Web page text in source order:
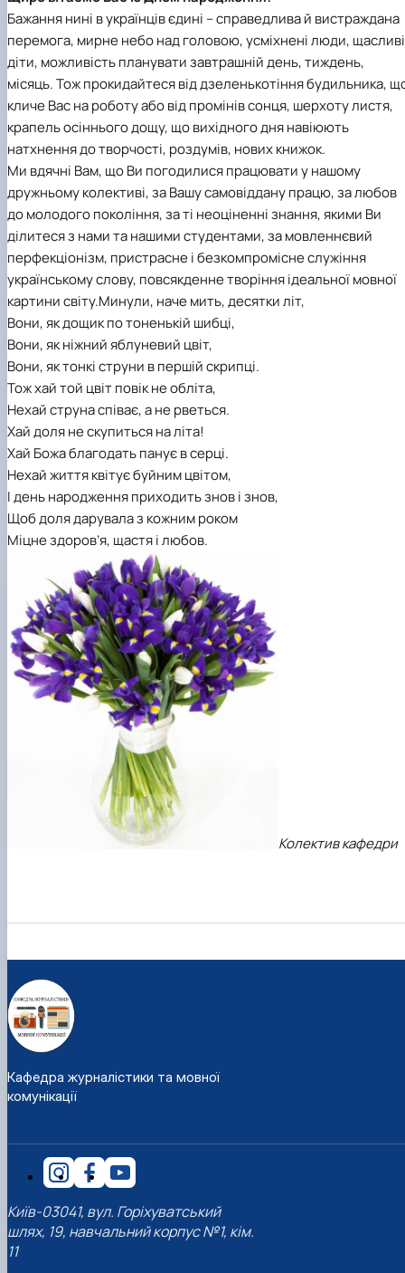
Бажання нині в українців єдині – справедлива й вистраждана
перемога, мирне небо над головою, усміхнені люди, щасливі
діти, можливість планувати завтрашній день, тиждень,
місяць. Тож прокидайтеся від дзеленькотіння будильника,
кличе Вас на роботу або від промінів сонця, шерхоту листя,
крапель осіннього дощу, що вихідного дня навіюють
натхнення до творчості, роздумів, нових книжок.
Ми вдячні Вам, що Ви погодилися працювати у нашому
дружньому колективі, за Вашу самовіддану працю, за любов
до молодого покоління, за ті неоціненні знання, якими Ви
ділитеся з нами та нашими студентами, за мовленнєвий
перфекціонізм, пристрасне і безкомпромісне служіння
українському слову, повсякденне творіння ідеальної мовної
картини світу.Минули, наче мить, десятки літ,
Вони, як дощик по тоненькій шибці,
Вони, як ніжний яблуневий цвіт,
Вони, як тонкі струни в першій скрипці.
Тож хай той цвіт повік не обліта,
Нехай струна співає, а не рветься.
Хай доля не скупиться на літа!
Хай Божа благодать панує в серці.
Нехай життя квітує буйним цвітом,
І день народження приходить знов і знов,
Щоб доля дарувала з кожним роком
Міцне здоров’я, щастя і любов.
Колектив кафедри
Кафедра журналістики та мовної
комунікації
Київ-03041, вул. Горіхуватський
шлях, 19, навчальний корпус №1, кім.
11